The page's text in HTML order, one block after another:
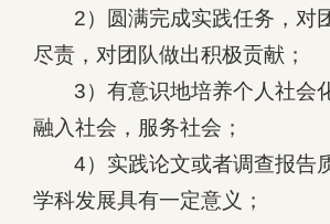
2）圆满完成实践任务，对
尽责，对团队做出积极贡献；
3）有意识地培养个人社会
融入社会，服务社会；
4）实践论文或者调查报告
学科发展具有一定意义；